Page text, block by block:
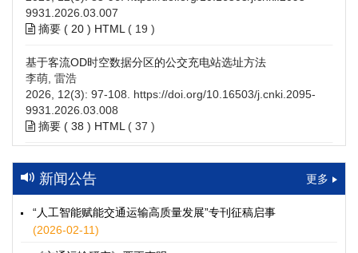
9931.2026.03.007
摘要 ( 20 ) HTML ( 19 )
基于客流OD时空数据分区的公交充电站选址方法
李萌, 雷浩
2026, 12(3): 97-108. https://doi.org/10.16503/j.cnki.2095-
9931.2026.03.008
摘要 ( 38 ) HTML ( 37 )
高速公路充电设施技术规划综述：场景需求、技术路线与配置
策略
2026, 12(3): 109-124.https://doi.org/10.16503/j.cnki.2095-
9931.2026.03.009
摘要 (
HTML
新闻公告 更多
“人工智能赋能交通运输高质量发展”专刊征稿启事
(2026-02-11)